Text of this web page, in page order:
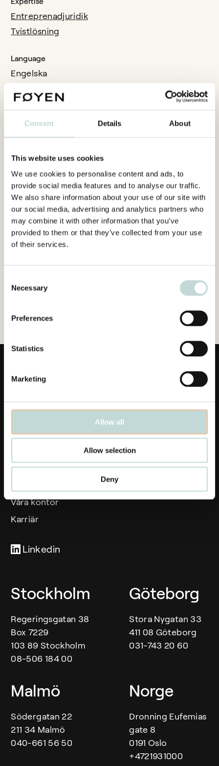
Consent Details About
This website uses cookies
We use cookies to personalise content and ads, to
provide social media features and to analyse our traffic.
We also share information about your use of our site with
our social media, advertising and analytics partners who
may combine it with other information that you’ve
provided to them or that they’ve collected from your use
of their services.
Selection
Necessary
Preferences
Statistics
Marketing
Allow all
Allow selection
Deny
Entreprenadjuridik
Tvistlösning
Language
Engelska
Medarbetare
Våra kontor
Karriär
Linkedin
Our offices
Stockholm
Regeringsgatan 38
Box 7229
103 89 Stockholm
08-506 184 00
Göteborg
Stora Nygatan 33
411 08 Göteborg
031-743 20 60
Malmö
Södergatan 22
211 34 Malmö
040-661 56 50
Norge
Dronning Eufemias
gate 8
0191 Oslo
+4721931000